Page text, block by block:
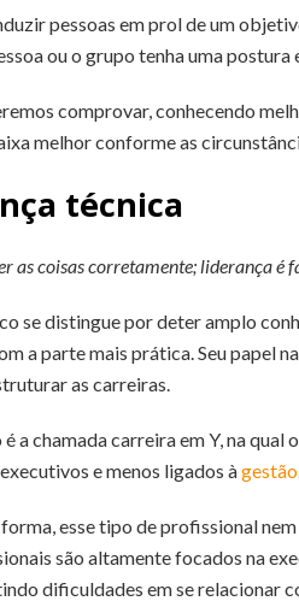
pessoas em prol de um
ou o grupo tenha uma
comprovar, conhecendo
melhor conforme as
técnica
as coisas corretamente; liderança é
se distingue por deter amplo
a parte mais prática. Seu papel
as carreiras.
é a chamada carreira em Y, na
e menos ligados àgestão
esse tipo de profissional
são altamente focados na
dificuldades em se relacionar